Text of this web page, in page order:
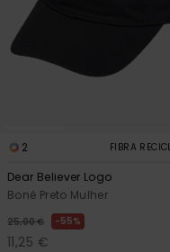
2 FIBRA
Dear Believer Logo
Boné Preto Mulher
25,00 € 55%
11,25 €